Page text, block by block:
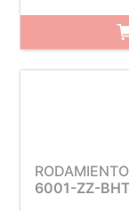
6001-ZZ-